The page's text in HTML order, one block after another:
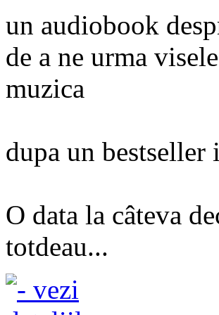
un audiobook
de a ne urma
muzica
dupa un bestseller
O data la câteva
totdeau...